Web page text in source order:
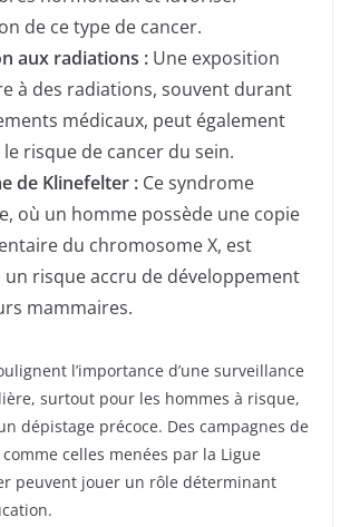
de ce type de cancer.
aux radiations : Une exposition
à des radiations, souvent durant
médicaux, peut également
risque de cancer du sein.
de Klinefelter : Ce syndrome
où un homme possède une copie
du chromosome X, est
un risque accru de développement
mammaires.
l’importance d’une surveillance
surtout pour les hommes à risque,
dépistage précoce. Des campagnes de
celles menées par la Ligue
peuvent jouer un rôle déterminant